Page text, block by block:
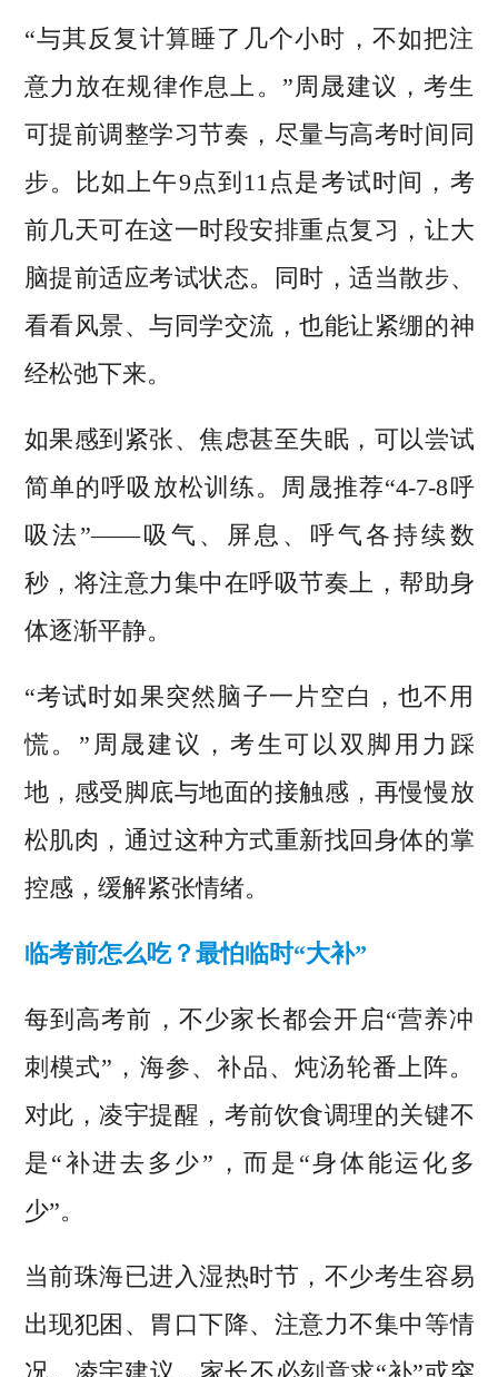
“与其反复计算睡了几个小时，不如把注
意力放在规律作息上。”周晟建议，考生
可提前调整学习节奏，尽量与高考时间同
步。比如上午9点到11点是考试时间，考
前几天可在这一时段安排重点复习，让大
脑提前适应考试状态。同时，适当散步、
看看风景、与同学交流，也能让紧绷的神
经松弛下来。
如果感到紧张、焦虑甚至失眠，可以尝试
简单的呼吸放松训练。周晟推荐“4-7-8呼
吸法”——吸气、屏息、呼气各持续数
秒，将注意力集中在呼吸节奏上，帮助身
体逐渐平静。
“考试时如果突然脑子一片空白，也不用
慌。”周晟建议，考生可以双脚用力踩
地，感受脚底与地面的接触感，再慢慢放
松肌肉，通过这种方式重新找回身体的掌
控感，缓解紧张情绪。
临考前怎么吃？最怕临时“大补”
每到高考前，不少家长都会开启“营养冲
刺模式”，海参、补品、炖汤轮番上阵。
对此，凌宇提醒，考前饮食调理的关键不
是“补进去多少”，而是“身体能运化多
少”。
当前珠海已进入湿热时节，不少考生容易
出现犯困、胃口下降、注意力不集中等情